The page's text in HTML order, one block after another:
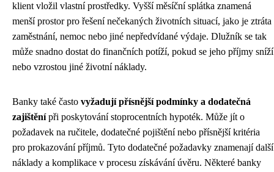
klient vložil vlastní prostředky. Vyšší měsíční splátka znamená
menší prostor pro řešení nečekaných životních situací, jako je ztráta
zaměstnání, nemoc nebo jiné nepředvídané výdaje. Dlužník se tak
může snadno dostat do finančních potíží, pokud se jeho příjmy sníží
nebo vzrostou jiné životní náklady.
Banky také často vyžadují přísnější podmínky a dodatečná
zajištěnípři poskytování stoprocentních hypoték. Může jít o
požadavek na ručitele, dodatečné pojištění nebo přísnější kritéria
pro prokazování příjmů. Tyto dodatečné požadavky znamenají další
náklady a komplikace v procesu získávání úvěru. Některé banky